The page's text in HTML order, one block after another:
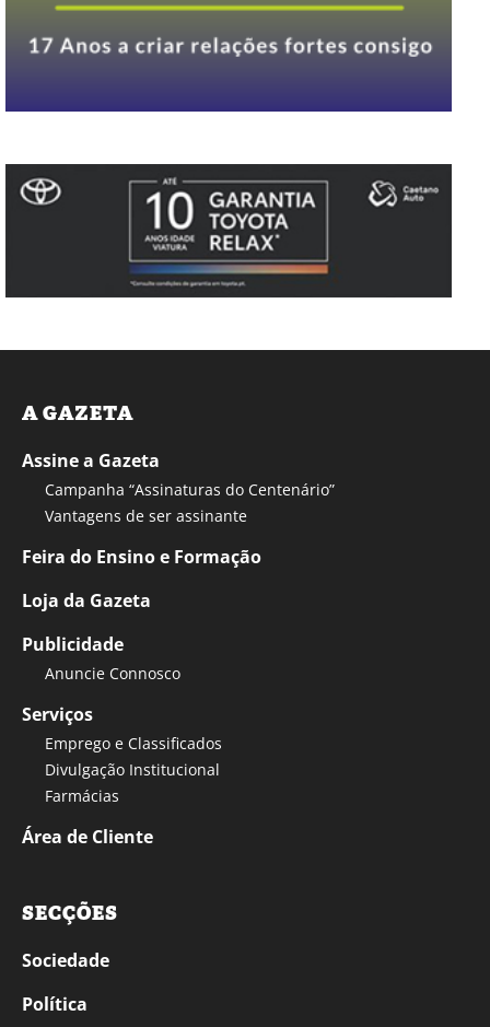
A GAZETA
Assine a Gazeta
Campanha “Assinaturas do Centenário”
Vantagens de ser assinante
Feira do Ensino e Formação
Loja da Gazeta
Publicidade
Anuncie Connosco
Serviços
Emprego e Classificados
Divulgação Institucional
Farmácias
Área de Cliente
SECÇÕES
Sociedade
Política